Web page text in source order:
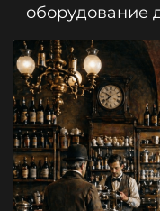
оборудование